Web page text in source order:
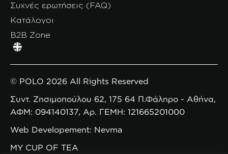
Συχνές ερωτήσεις (FAQ)
Κατάλογοι
B2B Zone
© POLO 2026 All Rights Reserved
Συντ. Ζησιμοπούλου 62, 175 64 Π.Φάληρο - Αθήνα,
ΑΦΜ: 094140137, Αρ. ΓΕΜΗ: 121665201000
Web Developement: Nevma
MY CUP OF TEA